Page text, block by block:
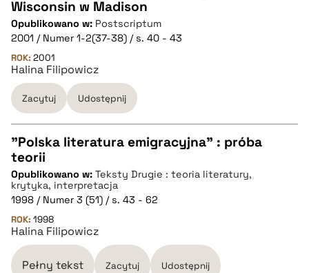
CZYSTY TEKST
pobierz cytat
BIBTEX
pobierz cytat
Wisconsin w Madison
Opublikowano w: Postscriptum
2001 / Numer 1-2(37-38) / s. 40 - 43
ROK: 2001
Halina Filipowicz
Zacytuj Udostępnij
CZYSTY TEKST
pobierz cytat
BIBTEX
"Polska literatura emigracyjna" : próba
teorii
Opublikowano w: Teksty Drugie : teoria literatury,
krytyka, interpretacja
1998 / Numer 3 (51) / s. 43 - 62
ROK: 1998
Halina Filipowicz
Pełny tekst Zacytuj Udostępnij